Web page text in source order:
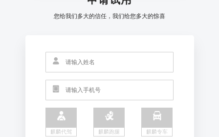
您给我们多大的信任，我们给您多大的惊喜
麒麟代驾 麒麟跑腿 麒麟专车